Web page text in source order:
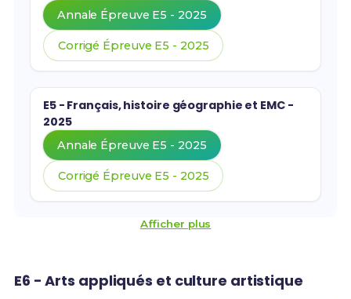
Annale Épreuve E5 - 2025
Corrigé Épreuve E5 - 2025
E5 - Français, histoire géographie et EMC -
2025
Annale Épreuve E5 - 2025
Corrigé Épreuve E5 - 2025
Afficher plus
E6 - Arts appliqués et culture artistique